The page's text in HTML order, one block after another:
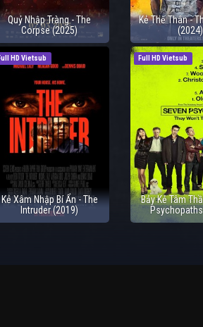
Quỷ Nhập Tràng - The
Corpse (2025)
Kẻ Thế Thân -
(2024)
HD Vietsub
Kẻ Xâm Nhập Bí Ẩn - The
Intruder (2019)
Full HD Vietsub
Bảy Kẻ Tâm